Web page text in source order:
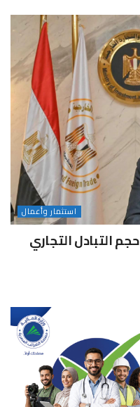
استثمار وأعمال
مليار دولار حجم التبادل التجاري